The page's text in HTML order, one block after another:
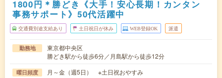
1800円＊勝どき《大手！安心長期！カンタン
事務サポート》50代活躍中
交通費別途支給あり 土日祝日が休み WEB登録OK 派遣
勤務地
東京都中央区
勝どき駅から徒歩6分／月島駅から徒歩12分
曜日頻度 月～金（週5日） ※土日祝おやすみ